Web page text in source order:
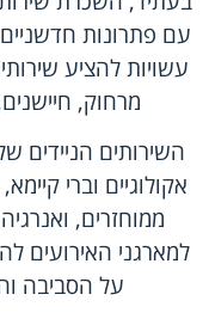
עם פתרונות
עשויות להציע
מרחוק,
השירותים הניידים
אקולוגיים וברי
ממוחזרים,
למארגני האירועים
על הסביבה